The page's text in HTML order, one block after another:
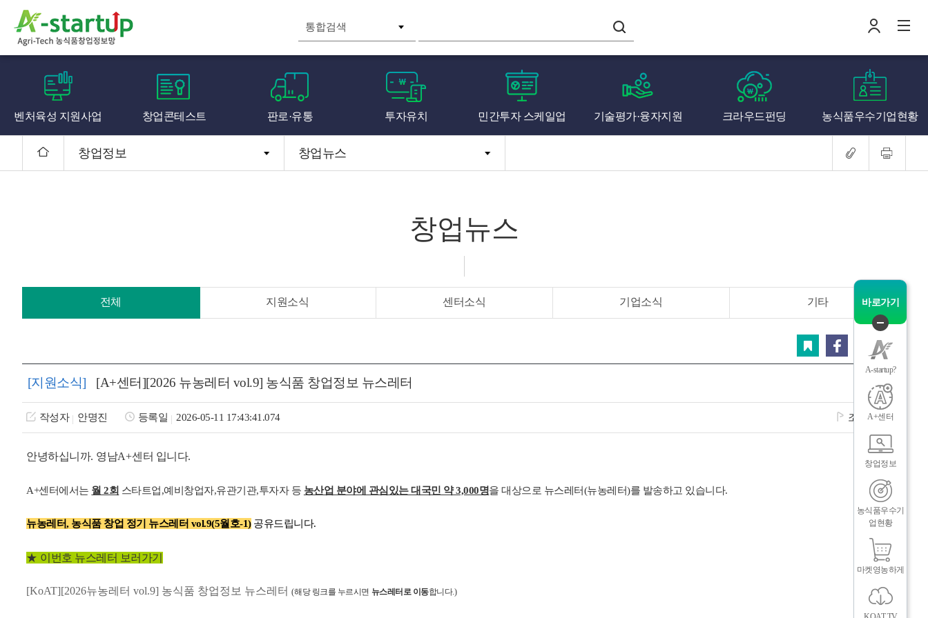
로
그
전
체
나의창업일지
벤처육성 지원사업 창업콘테스트 판로·유통 투자유치 민간투자 스케일업 기술평가·융자지원 크라우드펀딩 농식품우수기업현황
창업정보 창업뉴스
창업뉴스
전체 지원소식 센터소식 기업소식 기타
트위터 카카오
[지원소식] [A+센터][2026 뉴농레터 vol.9] 농식품 창업정보 뉴스레터
작성자 안명진 등록일 2026-05-11 17:43:41.074 조회수 431
안녕하십니까. 영남A+센터 입니다.
A+센터에서는 월 2회 스타트업,예비창업자,유관기관,투자자 등 농산업 분야에 관심있는 대국민 약 3,000명을 대상으로 뉴스레터(뉴농레터)를 발송하고 있습니다.
뉴농레터, 농식품 창업 정기 뉴스레터 vol.9(5월호-1)공유드립니다.
★ 이번호 뉴스레터 보러가기
[KoAT][2026뉴농레터 vol.9] 농식품 창업정보 뉴스레터 (해당 링크를 누르시면 뉴스레터로 이동합니다.)
바로가기
퀵
메
뉴
닫
기
A-startup?
A+센터
창업정보
농식품우수기
업현황
마켓영농하게